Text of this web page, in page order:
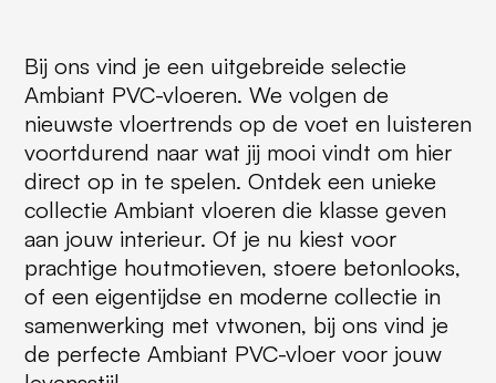
Bij ons vind je een uitgebreide selectie
Ambiant PVC-vloeren. We volgen de
nieuwste vloertrends op de voet en luisteren
voortdurend naar wat jij mooi vindt om hier
direct op in te spelen. Ontdek een unieke
collectie Ambiant vloeren die klasse geven
aan jouw interieur. Of je nu kiest voor
prachtige houtmotieven, stoere betonlooks,
of een eigentijdse en moderne collectie in
samenwerking met vtwonen, bij ons vind je
de perfecte Ambiant PVC-vloer voor jouw